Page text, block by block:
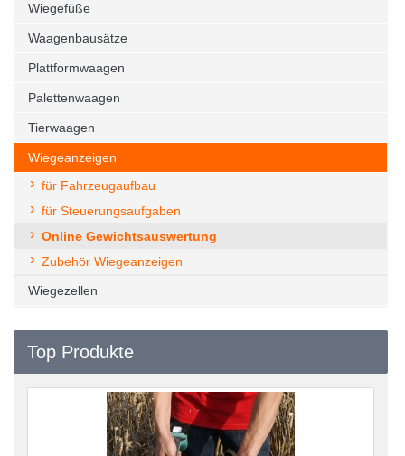
Wiegefüße
Waagenbausätze
Plattformwaagen
Palettenwaagen
Tierwaagen
Wiegeanzeigen
für Fahrzeugaufbau
für Steuerungsaufgaben
Online Gewichtsauswertung
Zubehör Wiegeanzeigen
Wiegezellen
Top Produkte